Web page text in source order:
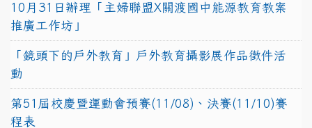
10月31日辦理「主婦聯盟X關渡國中能源教育教案
推廣工作坊」
「鏡頭下的戶外教育」戶外教育攝影展作品徵件活
動
第51屆校慶暨運動會預賽(11/08)、決賽(11/10)賽
程表